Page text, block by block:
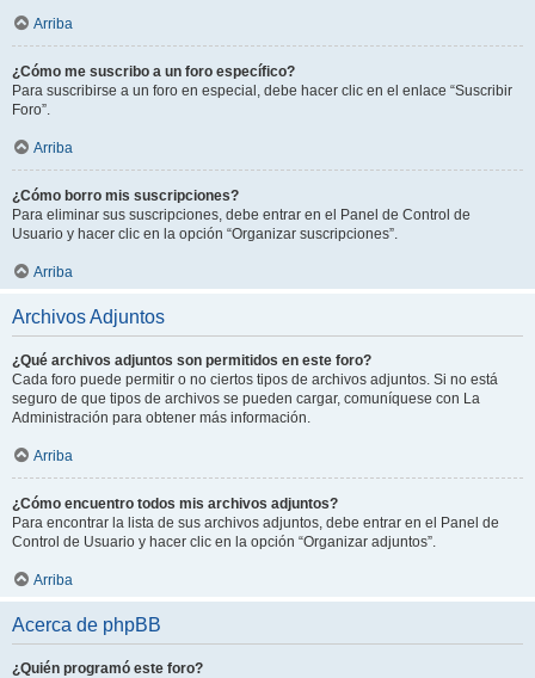
Arriba
¿Cómo me suscribo a un foro específico?
Para suscribirse a un foro en especial, debe hacer clic en el enlace “Suscribir
Foro”.
Arriba
¿Cómo borro mis suscripciones?
Para eliminar sus suscripciones, debe entrar en el Panel de Control de
Usuario y hacer clic en la opción “Organizar suscripciones”.
Arriba
Archivos Adjuntos
¿Qué archivos adjuntos son permitidos en este foro?
Cada foro puede permitir o no ciertos tipos de archivos adjuntos. Si no está
seguro de que tipos de archivos se pueden cargar, comuníquese con La
Administración para obtener más información.
Arriba
¿Cómo encuentro todos mis archivos adjuntos?
Para encontrar la lista de sus archivos adjuntos, debe entrar en el Panel de
Control de Usuario y hacer clic en la opción “Organizar adjuntos”.
Arriba
Acerca de phpBB
¿Quién programó este foro?